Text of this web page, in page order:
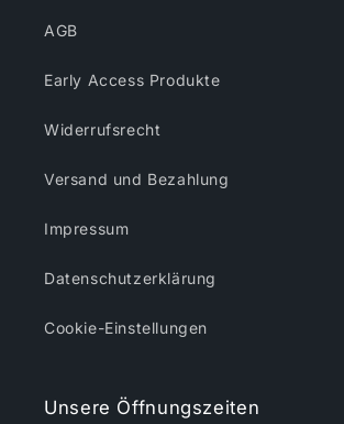
AGB
Early Access Produkte
Widerrufsrecht
Versand und Bezahlung
Impressum
Datenschutzerklärung
Cookie-Einstellungen
Unsere Öffnungszeiten